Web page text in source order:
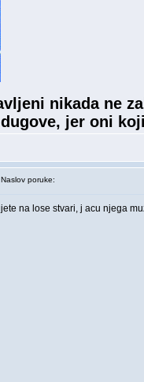
nikada ne
jer oni
poruke:
na lose stvari, j acu njega